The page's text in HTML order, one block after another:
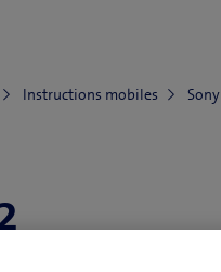
Instructions mobiles Sony